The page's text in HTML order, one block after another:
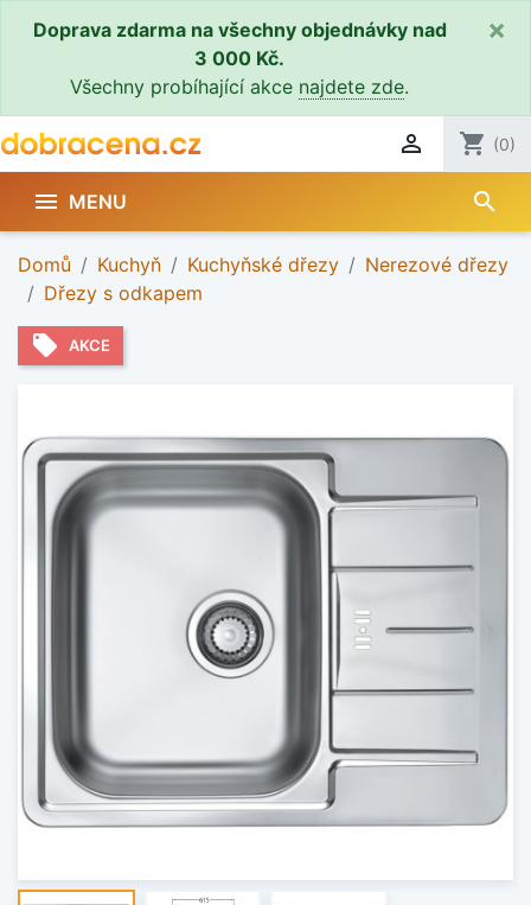
Doprava zdarma na všechny objednávky nad
3 000 Kč.
Všechny probíhající akce najdete zde.
×
 shopping_cart (0)
 MENU search
Domů Kuchyň Kuchyňské dřezy
Nerezové dřezy
Dřezy s odkapem
local_offer AKCE